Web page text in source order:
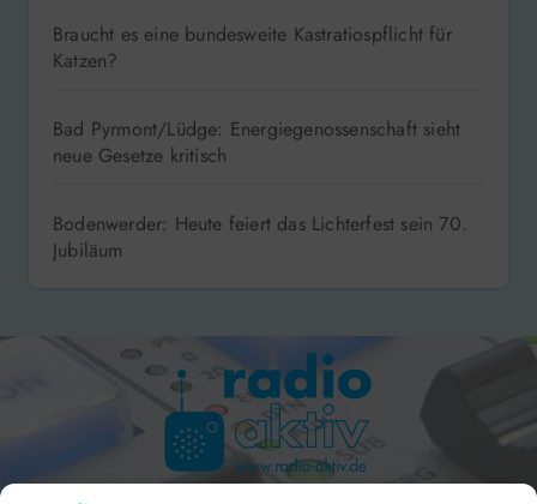
Braucht es eine bundesweite Kastratiospflicht für
Katzen?
Bad Pyrmont/Lüdge: Energiegenossenschaft sieht
neue Gesetze kritisch
Bodenwerder: Heute feiert das Lichterfest sein 70.
Jubiläum